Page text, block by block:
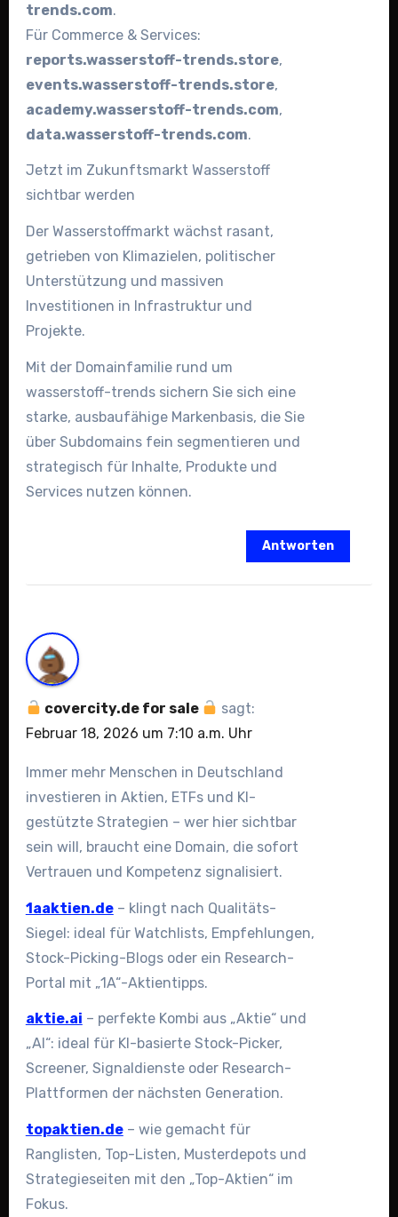
trends.com.
Für Commerce & Services:
reports.wasserstoff-trends.store,
events.wasserstoff-trends.store,
academy.wasserstoff-trends.com,
data.wasserstoff-trends.com.
Jetzt im Zukunftsmarkt Wasserstoff
sichtbar werden
Der Wasserstoffmarkt wächst rasant,
getrieben von Klimazielen, politischer
Unterstützung und massiven
Investitionen in Infrastruktur und
Projekte.
Mit der Domainfamilie rund um
wasserstoff-trends sichern Sie sich eine
starke, ausbaufähige Markenbasis, die Sie
über Subdomains fein segmentieren und
strategisch für Inhalte, Produkte und
Services nutzen können.
Antworten
covercity.de for sale
sagt:
Februar 18, 2026 um 7:10 a.m. Uhr
Immer mehr Menschen in Deutschland
investieren in Aktien, ETFs und KI-
gestützte Strategien – wer hier sichtbar
sein will, braucht eine Domain, die sofort
Vertrauen und Kompetenz signalisiert.
1aaktien.de– klingt nach Qualitäts-
Siegel: ideal für Watchlists, Empfehlungen,
Stock-Picking-Blogs oder ein Research-
Portal mit „1A“-Aktientipps.
aktie.ai – perfekte Kombi aus „Aktie“ und
„AI“: ideal für KI-basierte Stock-Picker,
Screener, Signaldienste oder Research-
Plattformen der nächsten Generation.
topaktien.de– wie gemacht für
Ranglisten, Top-Listen, Musterdepots und
Strategieseiten mit den „Top-Aktien“ im
Fokus.